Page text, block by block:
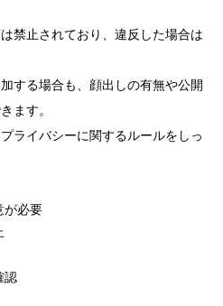
禁止されており、違反した場合は
する場合も、顔出しの有無や公開
ます。
ライバシーに関するルールをしっ
が必要
認